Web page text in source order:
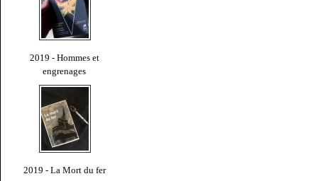
2019 - Hommes et
engrenages
2019 - La Mort du fer